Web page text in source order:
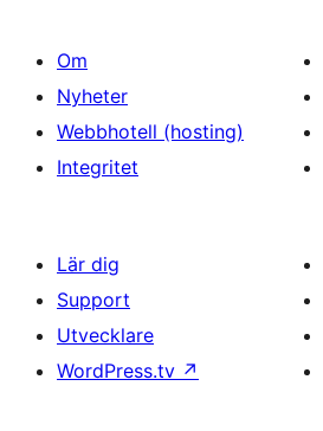
Om
Nyheter
Webbhotell (hosting)
Integritet
Lär dig
Support
Utvecklare
WordPress.tv ↗